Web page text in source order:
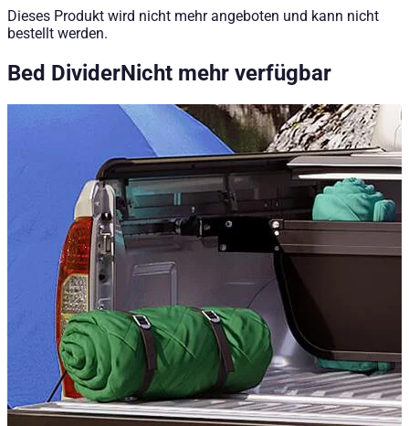
Pick-up Zubehör
Aufbewahrungs- & Ladungssicherungssysteme
Dieses Produkt wird nicht mehr angeboten und kann nicht
bestellt werden.
Bed DividerNicht mehr verfügbar